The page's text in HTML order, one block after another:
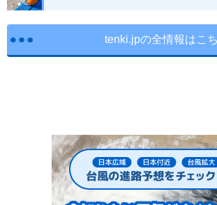
tenki.jpの全情報はこ